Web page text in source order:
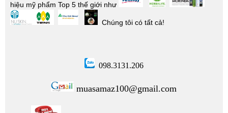
hiệu mỹ phẩm Top 5 thế giới như
Chúng tôi có tất cả!
098.3131.206
muasamaz100@gmail.com